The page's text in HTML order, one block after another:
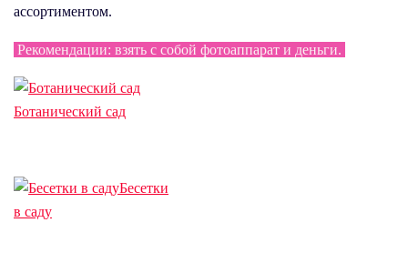
ассортиментом.
Рекомендации: взять с собой фотоаппарат и деньги.
Ботанический сад
Бесетки
в саду